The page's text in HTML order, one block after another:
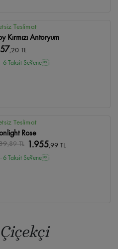
Teslimat
Kırmızı Antoryum
,20 TL
6 Taksit Se?enei
Teslimat
Rose
,89 TL 1.955,99 TL
6 Taksit Se?enei